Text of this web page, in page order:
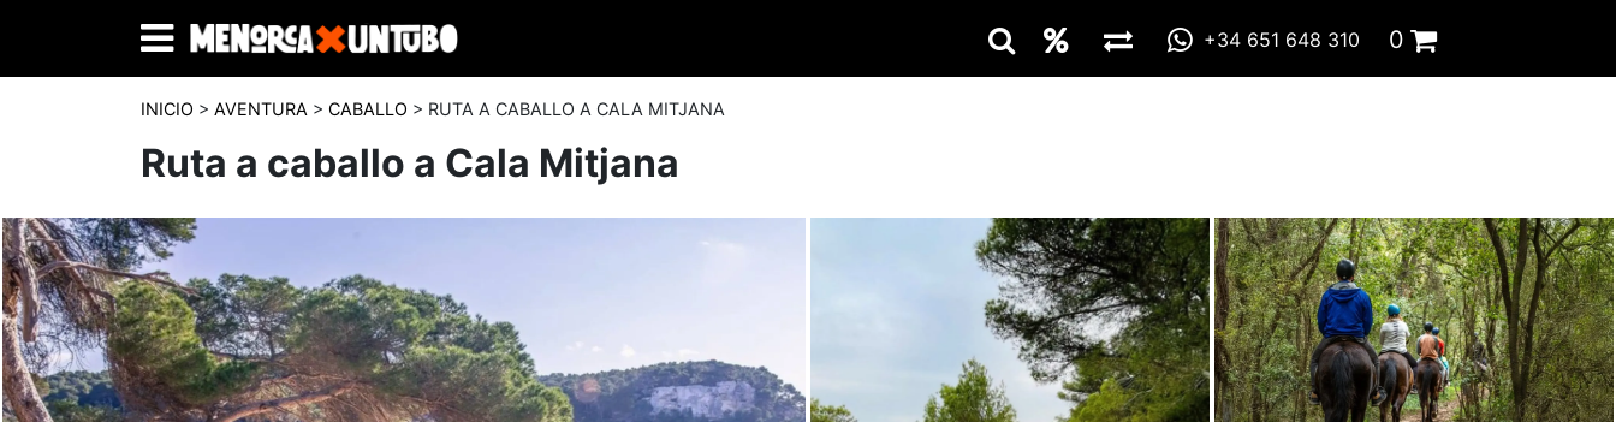
+34 651 648 310 0
Total: 0,00 €
INICIO > AVENTURA > CABALLO > RUTA A CABALLO A CALA MITJANA
Ruta a caballo a Cala Mitjana